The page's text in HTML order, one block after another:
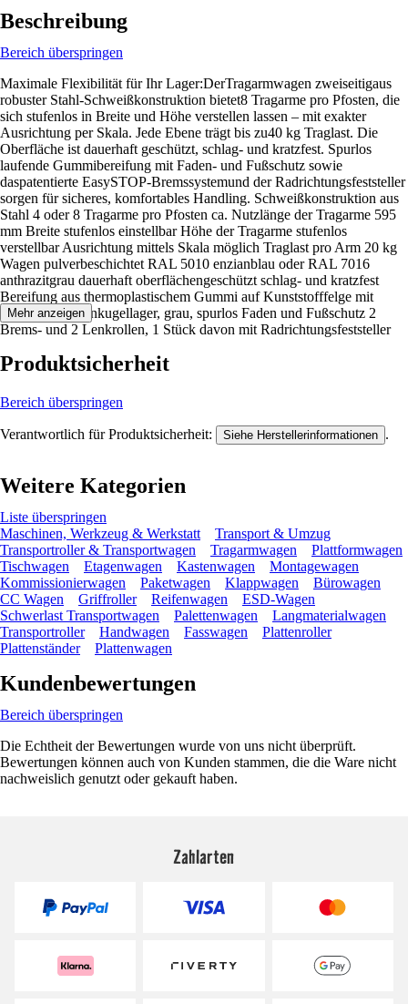
Beschreibung
Bereich überspringen
Maximale Flexibilität für Ihr Lager:DerTragarmwagen zweiseitigaus
robuster Stahl-Schweißkonstruktion bietet8 Tragarme pro Pfosten, die
sich stufenlos in Breite und Höhe verstellen lassen – mit exakter
Ausrichtung per Skala. Jede Ebene trägt bis zu40 kg Traglast. Die
Oberfläche ist dauerhaft geschützt, schlag- und kratzfest. Spurlos
laufende Gummibereifung mit Faden- und Fußschutz sowie
daspatentierte EasySTOP-Bremssystemund der Radrichtungsfeststeller
sorgen für sicheres, komfortables Handling. Schweißkonstruktion aus
Stahl 4 oder 8 Tragarme pro Pfosten ca. Nutzlänge der Tragarme 595
mm Breite stufenlos einstellbar Höhe der Tragarme stufenlos
verstellbar Ausrichtung mittels Skala möglich Traglast pro Arm 20 kg
Wagen pulverbeschichtet RAL 5010 enzianblau oder RAL 7016
anthrazitgrau dauerhaft oberflächengeschützt schlag- und kratzfest
Bereifung aus thermoplastischem Gummi auf Kunststofffelge mit
Präzisions-Rillenkugellager, grau, spurlos Faden und Fußschutz 2
Brems- und 2 Lenkrollen, 1 Stück davon mit Radrichtungsfeststeller
Mehr anzeigen
Produktsicherheit
Bereich überspringen
Verantwortlich für Produktsicherheit: Siehe Herstellerinformationen .
Weitere Kategorien
Liste überspringen
Maschinen, Werkzeug & Werkstatt
Transport & Umzug
Transportroller & Transportwagen
Tragarmwagen
Plattformwagen
Tischwagen
Etagenwagen Kastenwagen
Montagewagen
Kommissionierwagen
Paketwagen Klappwagen
Bürowagen
CC Wagen
Griffroller Reifenwagen
ESD-Wagen
Schwerlast Transportwagen
Palettenwagen
Langmaterialwagen
Transportroller
Handwagen Fasswagen
Plattenroller
Plattenständer
Plattenwagen
Kundenbewertungen
Bereich überspringen
Die Echtheit der Bewertungen wurde von uns nicht überprüft.
Bewertungen können auch von Kunden stammen, die die Ware nicht
nachweislich genutzt oder gekauft haben.
Zahlarten